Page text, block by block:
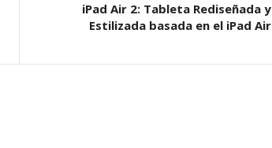
iPad Air 2: Tableta Rediseñada y
Estilizada basada en el iPad Air